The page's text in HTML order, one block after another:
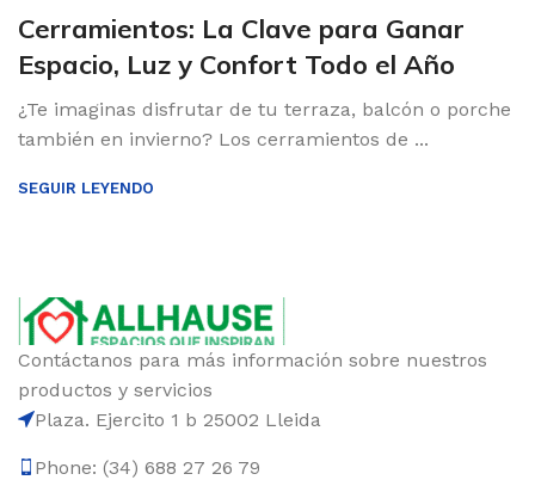
Cerramientos: La Clave para Ganar
Espacio, Luz y Confort Todo el Año
¿Te imaginas disfrutar de tu terraza, balcón o porche
también en invierno? Los cerramientos de ...
SEGUIR LEYENDO
Contáctanos para más información sobre nuestros
productos y servicios
Plaza. Ejercito 1 b 25002 Lleida
Phone: (34) 688 27 26 79